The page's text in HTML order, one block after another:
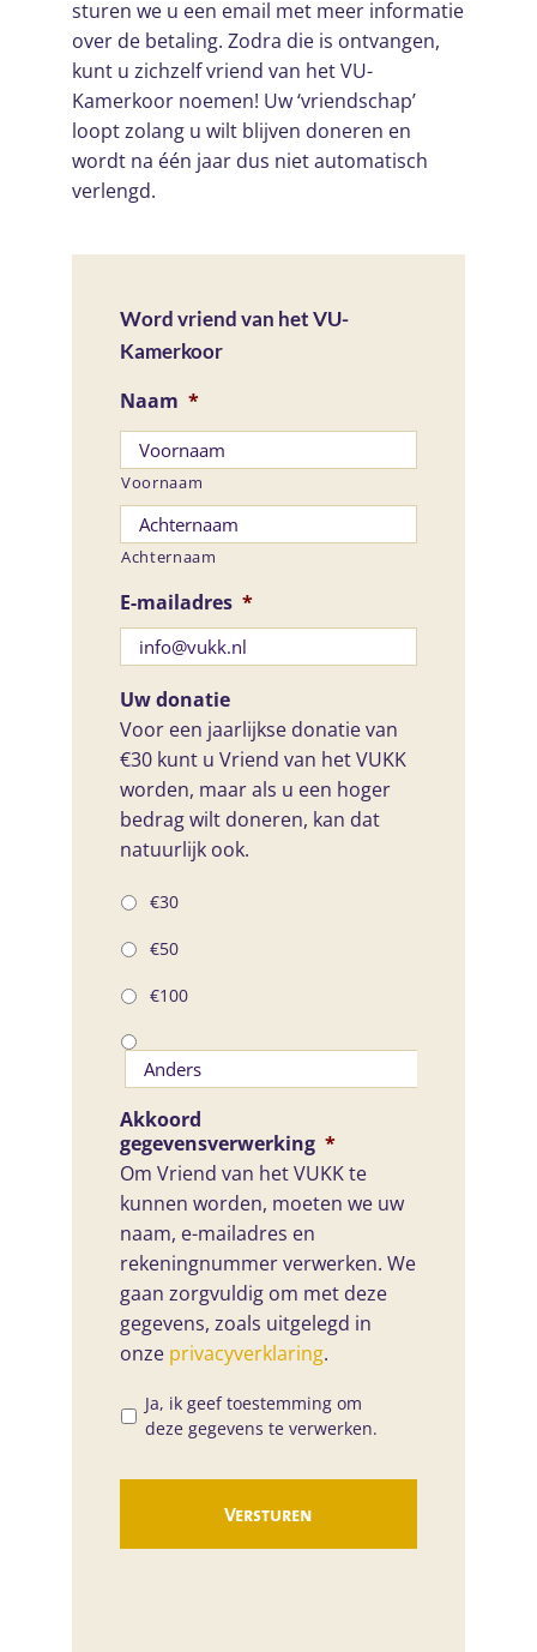
sturen we u een email met meer informatie
over de betaling. Zodra die is ontvangen,
kunt u zichzelf vriend van het VU-
Kamerkoor noemen! Uw ‘vriendschap’
loopt zolang u wilt blijven doneren en
wordt na één jaar dus niet automatisch
verlengd.
Word vriend van het VU-
Kamerkoor
Naam *
Voornaam
Achternaam
E-mailadres *
Uw donatie
Voor een jaarlijkse donatie van
€30 kunt u Vriend van het VUKK
worden, maar als u een hoger
bedrag wilt doneren, kan dat
natuurlijk ook.
€30
€50
€100
Akkoord
gegevensverwerking *
Om Vriend van het VUKK te
kunnen worden, moeten we uw
naam, e-mailadres en
rekeningnummer verwerken. We
gaan zorgvuldig om met deze
gegevens, zoals uitgelegd in
onze privacyverklaring.
Ja, ik geef toestemming om
deze gegevens te verwerken.